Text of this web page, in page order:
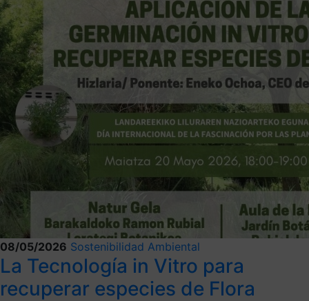
08/05/2026 Sostenibilidad Ambiental
La Tecnología in Vitro para
recuperar especies de Flora